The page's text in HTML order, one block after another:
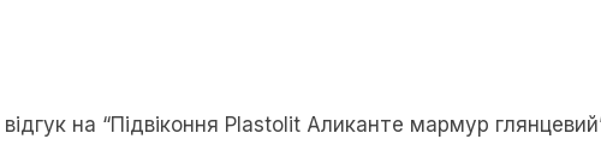
на “Підвіконня Plastolit Аликанте мармур